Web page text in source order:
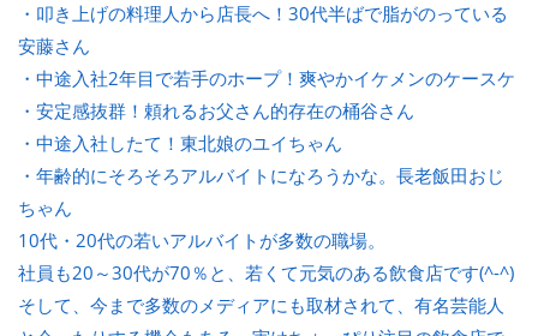
・叩き上げの料理人から店長へ！30代半ばで脂がのっている
安藤さん
・中途入社2年目で若手のホープ！爽やかイケメンのケースケ
・安定感抜群！頼れるお父さん的存在の桶谷さん
・中途入社したて！東北娘のユイちゃん
・年齢的にそろそろアルバイトになろうかな。長老飯田おじ
ちゃん
10代・20代の若いアルバイトが多数の職場。
社員も20～30代が70％と、若くて元気のある飲食店です(^-^)
そして、今まで多数のメディアにも取材されて、有名芸能人